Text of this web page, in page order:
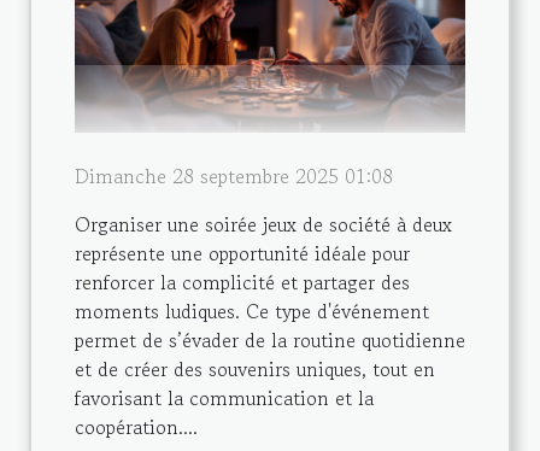
Dimanche 28 septembre 2025 01:08
Organiser une soirée jeux de société à deux
représente une opportunité idéale pour
renforcer la complicité et partager des
moments ludiques. Ce type d'événement
permet de s’évader de la routine quotidienne
et de créer des souvenirs uniques, tout en
favorisant la communication et la
coopération....